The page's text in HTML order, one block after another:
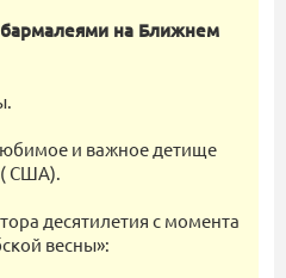
бармалеями на Ближнем
и важное детище
( США).
десятилетия с момента
весны»: